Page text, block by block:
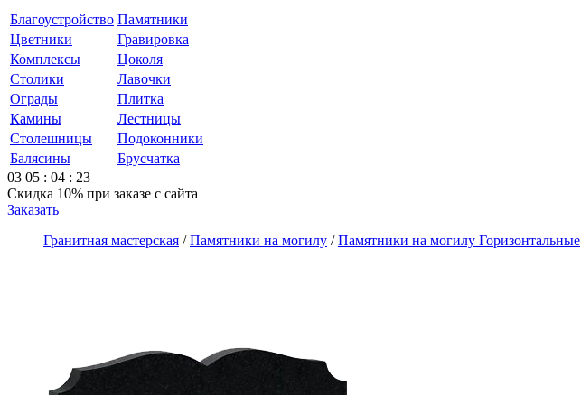
Благоустройство Памятники
Цветники
Гравировка
Комплексы
Цоколя
Столики
Лавочки
Ограды
Плитка
Камины
Лестницы
Столешницы
Подоконники
Балясины
Брусчатка
03 05 : 04 : 23
Скидка 10% при заказе с сайта
Заказать
Гранитная мастерская /Памятники на могилу /Памятники на могилу Горизонтальные